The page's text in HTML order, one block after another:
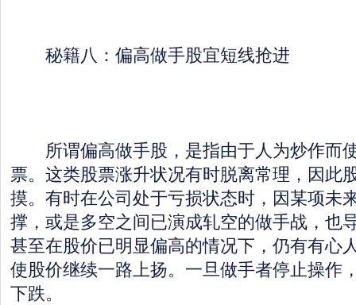
秘籍八：偏高做手股宜短线抢进
所谓偏高做手股，是指由于人为炒作而
票。这类股票涨升状况有时脱离常理，因此
摸。有时在公司处于亏损状态时，因某项未
撑，或是多空之间已演成轧空的做手战，也
甚至在股价已明显偏高的情况下，仍有有心
使股价继续一路上扬。一旦做手者停止操作
下跌。